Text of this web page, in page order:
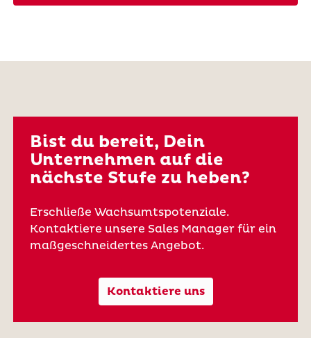
Bist du bereit, Dein
Unternehmen auf die
nächste Stufe zu heben?
Erschließe Wachsumtspotenziale.
Kontaktiere unsere Sales Manager für ein
maßgeschneidertes Angebot.
Kontaktiere uns